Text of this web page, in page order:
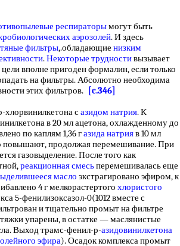
респираторымогут быть
аэрозолей. И здесь
фильтры,.обладающие низким
.Некоторые трудностивызывает
вполне пригоден формалин, если только
на фильтры. Абсолютно необходима
этих фильтров.
[c.346]
сазидом натрия. К
в 20 мл ацетона, охлажденному до
по каплям 1,36 газида натрияв 10 мл
повышают, продолжая перемешивание. При
газовыделение. После того как
реакционная смесьперемешивалась еще
масло экстрагировано эфиром, к
4 г мелкорастертого хлористого
5-фенилизоксазол-0(1012 вместе с
и тщательно промыт на фильтре
упарены, в остатке — маслянистые
Выход трамс-фенил-р-азидовинилкетона
эфира). Осадок комплекса промыт